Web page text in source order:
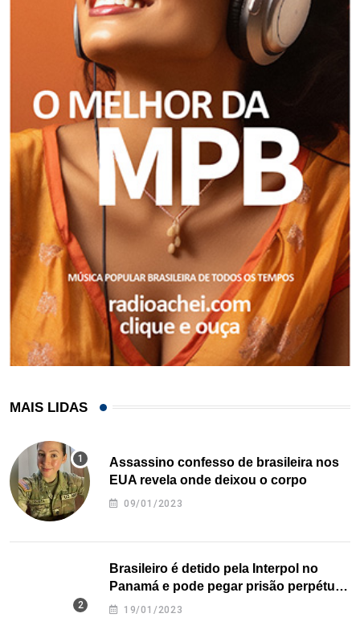
MAIS LIDAS
Assassino confesso de brasileira nos
EUA revela onde deixou o corpo
09/01/2023
Brasileiro é detido pela Interpol no
Panamá e pode pegar prisão perpétua
nos EUA
19/01/2023